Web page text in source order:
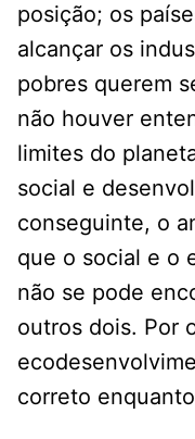
posição; os
alcançar os
pobres querem
não houver
limites do
social e
conseguinte, o
que o social e o
não se pode
outros dois. Por
correto